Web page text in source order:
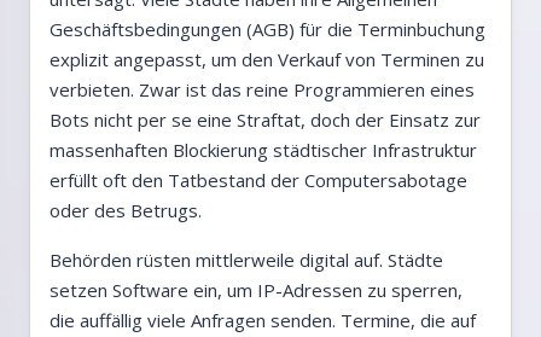
Geschäftsbedingungen (AGB) für die Terminbuchung
explizit angepasst, um den Verkauf von Terminen zu
verbieten. Zwar ist das reine Programmieren eines
Bots nicht per se eine Straftat, doch der Einsatz zur
massenhaften Blockierung städtischer Infrastruktur
erfüllt oft den Tatbestand der Computersabotage
oder des Betrugs.
Behörden rüsten mittlerweile digital auf. Städte
setzen Software ein, um IP-Adressen zu sperren,
die auffällig viele Anfragen senden. Termine, die auf